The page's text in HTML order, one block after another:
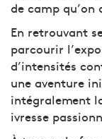
de camp qu’on
En retrouvant
parcourir
d’intensités
une aventure
intégralement
ivresse